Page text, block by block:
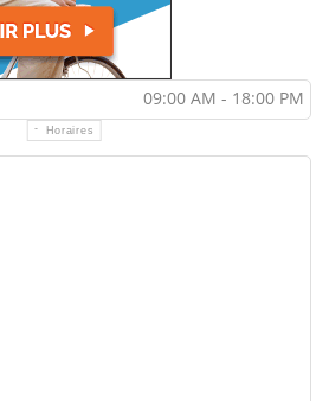
09:00 AM - 18:00 PM
Horaires